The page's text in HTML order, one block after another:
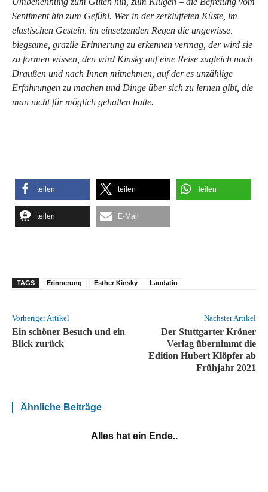
Sentiment hin zum Gefühl. Wer in der zerklüfteten Küste, im
elastischen Gestein, im einsetzenden Regen die ungewisse,
biegsame, grazile Erinnerung zu erkennen vermag, der wird sie
zu formen wissen, den wird Kinsky auf eine Reise zugleich nach
Draußen und nach Innen mitnehmen, auf der es unzählige
Erfahrungen zu machen und Dinge über sich zu lernen gibt, die
man nicht für möglich gehalten hatte.
teilen teilen teilen
teilen E-Mail
TAGS Erinnerung Esther Kinsky Laudatio
Vorheriger Artikel
Ein schöner Besuch und ein
Blick zurück
Nächster Artikel
Der Stuttgarter Kröner
Verlag übernimmt die
Edition Hubert Klöpfer ab
Frühjahr 2021
Ähnliche Beiträge
Alles hat ein Ende..